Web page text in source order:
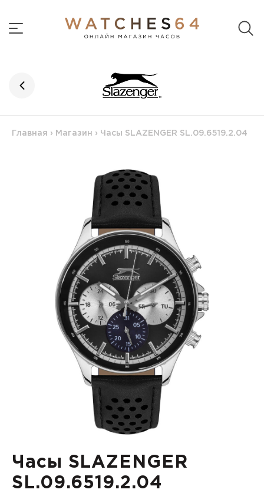
Главная › Магазин › Часы SLAZENGER SL.09.6519.2.04
Часы SLAZENGER
SL.09.6519.2.04